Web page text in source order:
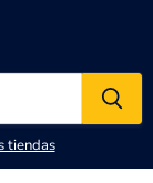
tiendas